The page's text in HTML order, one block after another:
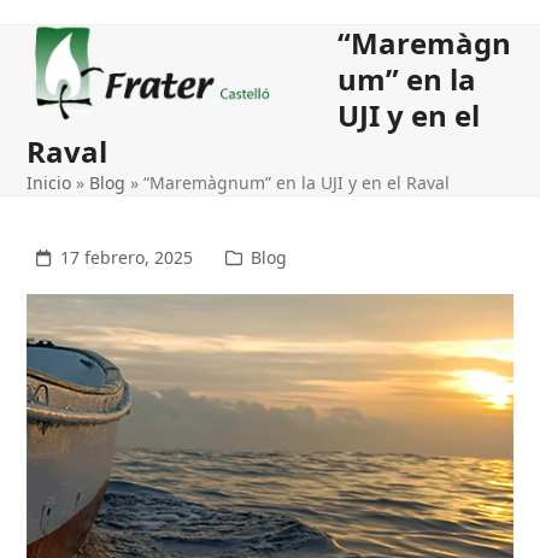
Open
mobile
menu
Close
mobile
menu
“Maremàgn
um” en la
UJI y en el
Raval
Inicio » Blog »“Maremàgnum” en la UJI y en el Raval
17 febrero, 2025 Blog